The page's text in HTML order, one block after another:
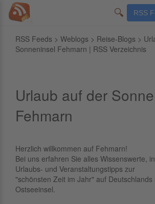
🔍 RSS
RSS Feeds > Weblogs > Reise-Blogs >
Sonneninsel Fehmarn | RSS Verzeichnis
Urlaub auf der
Fehmarn
Herzlich willkommen auf Fehmarn!
Bei uns erfahren Sie alles Wissenswerte,
Urlaubs- und Veranstaltungstipps zur
"schönsten Zeit im Jahr" auf
Ostseeinsel.